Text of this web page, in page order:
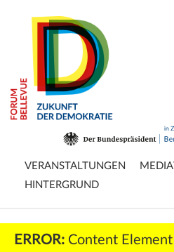
VERANSTALTUNGEN
HINTERGRUND
ERROR: Content